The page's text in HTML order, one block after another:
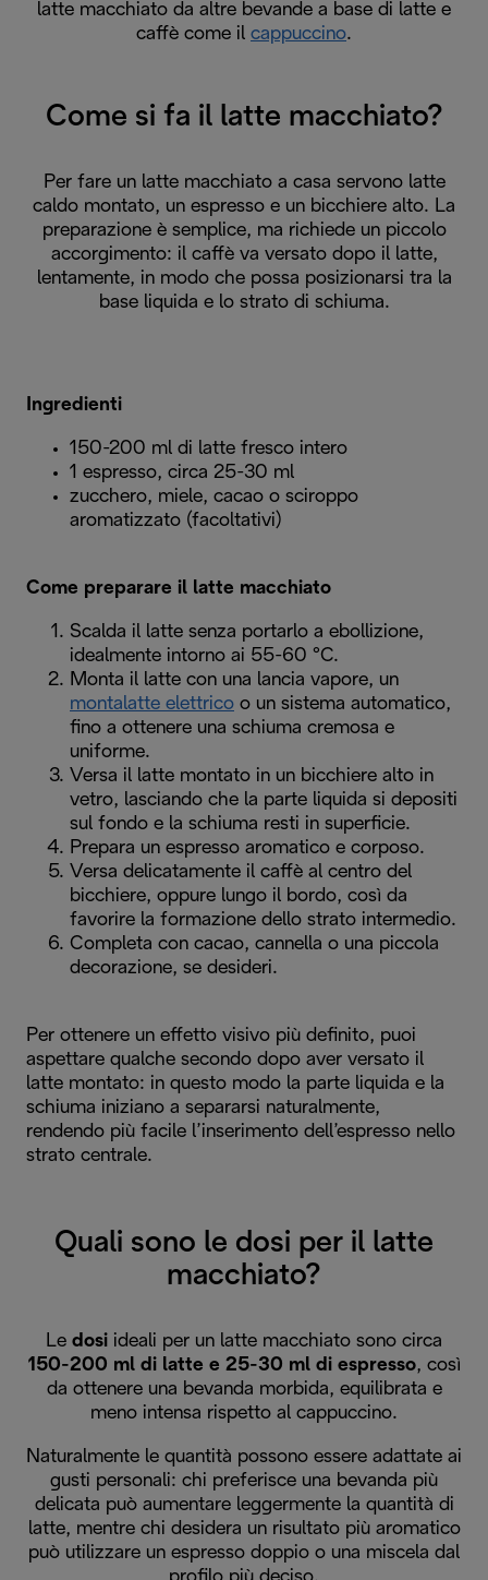
latte macchiato da altre bevande a base di latte e
caffè come il cappuccino.
Come si fa il latte macchiato?
Per fare un latte macchiato a casa servono latte
caldo montato, un espresso e un bicchiere alto. La
preparazione è semplice, ma richiede un piccolo
accorgimento: il caffè va versato dopo il latte,
lentamente, in modo che possa posizionarsi tra la
base liquida e lo strato di schiuma.
Ingredienti
150-200 ml di latte fresco intero
1 espresso, circa 25-30 ml
zucchero, miele, cacao o sciroppo
aromatizzato (facoltativi)
Come preparare il latte macchiato
Scalda il latte senza portarlo a ebollizione,
idealmente intorno ai 55-60 °C.
Monta il latte con una lancia vapore, un
montalatte elettrico o un sistema automatico,
fino a ottenere una schiuma cremosa e
uniforme.
Versa il latte montato in un bicchiere alto in
vetro, lasciando che la parte liquida si depositi
sul fondo e la schiuma resti in superficie.
Prepara un espresso aromatico e corposo.
Versa delicatamente il caffè al centro del
bicchiere, oppure lungo il bordo, così da
favorire la formazione dello strato intermedio.
Completa con cacao, cannella o una piccola
decorazione, se desideri.
Per ottenere un effetto visivo più definito, puoi
aspettare qualche secondo dopo aver versato il
latte montato: in questo modo la parte liquida e la
schiuma iniziano a separarsi naturalmente,
rendendo più facile l’inserimento dell’espresso nello
strato centrale.
Quali sono le dosi per il latte
macchiato?
Le dosi ideali per un latte macchiato sono circa
150-200 ml di latte e 25-30 ml di espresso, così
da ottenere una bevanda morbida, equilibrata e
meno intensa rispetto al cappuccino.
Naturalmente le quantità possono essere adattate ai
gusti personali: chi preferisce una bevanda più
delicata può aumentare leggermente la quantità di
latte, mentre chi desidera un risultato più aromatico
può utilizzare un espresso doppio o una miscela dal